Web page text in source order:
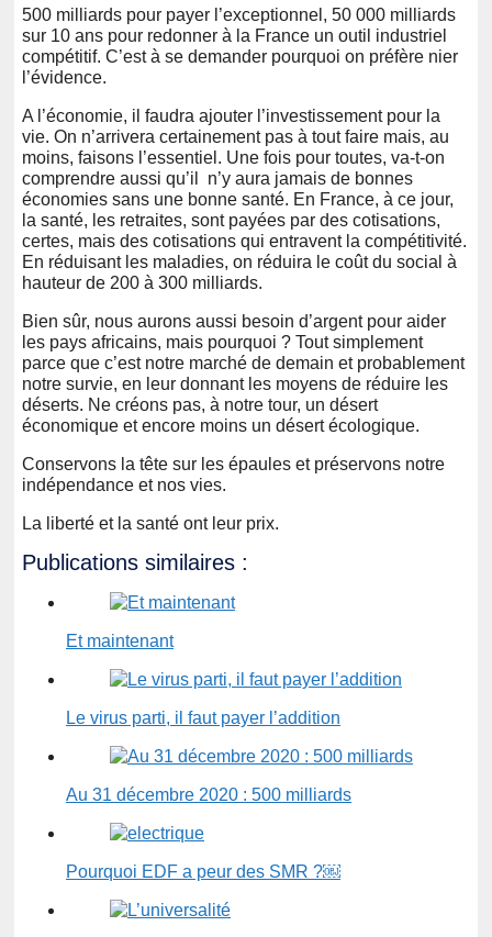
500 milliards pour payer l’exceptionnel, 50 000 milliards
sur 10 ans pour redonner à la France un outil industriel
compétitif. C’est à se demander pourquoi on préfère nier
l’évidence.
A l’économie, il faudra ajouter l’investissement pour la
vie. On n’arrivera certainement pas à tout faire mais, au
moins, faisons l’essentiel. Une fois pour toutes, va-t-on
comprendre aussi qu’il n’y aura jamais de bonnes
économies sans une bonne santé. En France, à ce jour,
la santé, les retraites, sont payées par des cotisations,
certes, mais des cotisations qui entravent la compétitivité.
En réduisant les maladies, on réduira le coût du social à
hauteur de 200 à 300 milliards.
Bien sûr, nous aurons aussi besoin d’argent pour aider
les pays africains, mais pourquoi ? Tout simplement
parce que c’est notre marché de demain et probablement
notre survie, en leur donnant les moyens de réduire les
déserts. Ne créons pas, à notre tour, un désert
économique et encore moins un désert écologique.
Conservons la tête sur les épaules et préservons notre
indépendance et nos vies.
La liberté et la santé ont leur prix.
Publications similaires :
Et maintenant
Le virus parti, il faut payer l’addition
Au 31 décembre 2020 : 500 milliards
Pourquoi EDF a peur des SMR ?￼